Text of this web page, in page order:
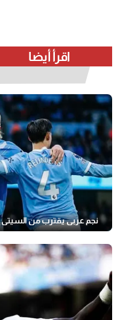
اقرأ أيضا
نجم عربي يقترب من السيتي